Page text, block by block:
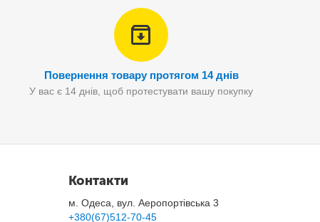
Повернення товару протягом 14 днів
У вас є 14 днів, щоб протестувати вашу покупку
Контакти
м. Одеса, вул. Аеропортівська 3
+380(67)512-70-45